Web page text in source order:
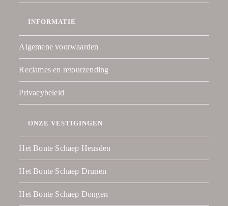
INFORMATIE
Algemene voorwaarden
Reclames en retourzending
Privacybeleid
ONZE VESTIGINGEN
Het Bonte Schaep Heusden
Het Bonte Schaep Drunen
Het Bonte Schaep Dongen